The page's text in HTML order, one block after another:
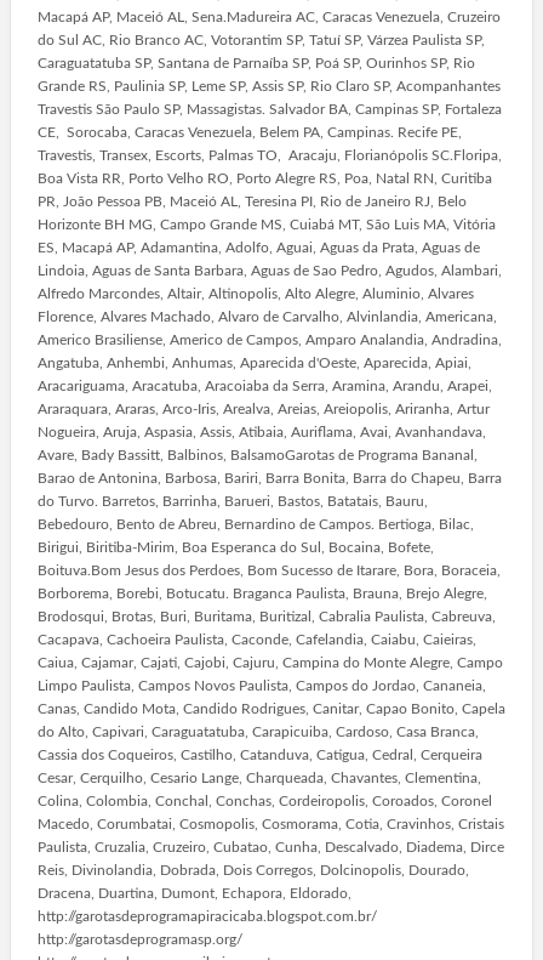
Macapá AP, Maceió AL, Sena.Madureira AC, Caracas Venezuela, Cruzeiro
do Sul AC, Rio Branco AC, Votorantim SP, Tatuí SP, Várzea Paulista SP,
Caraguatatuba SP, Santana de Parnaíba SP, Poá SP, Ourinhos SP, Rio
Grande RS, Paulinia SP, Leme SP, Assis SP, Rio Claro SP, Acompanhantes
Travestis São Paulo SP, Massagistas. Salvador BA, Campinas SP, Fortaleza
CE, Sorocaba, Caracas Venezuela, Belem PA, Campinas. Recife PE,
Travestis, Transex, Escorts, Palmas TO, Aracaju, Florianópolis SC.Floripa,
Boa Vista RR, Porto Velho RO, Porto Alegre RS, Poa, Natal RN, Curitiba
PR, João Pessoa PB, Maceió AL, Teresina PI, Rio de Janeiro RJ, Belo
Horizonte BH MG, Campo Grande MS, Cuiabá MT, São Luis MA, Vitória
ES, Macapá AP, Adamantina, Adolfo, Aguai, Aguas da Prata, Aguas de
Lindoia, Aguas de Santa Barbara, Aguas de Sao Pedro, Agudos, Alambari,
Alfredo Marcondes, Altair, Altinopolis, Alto Alegre, Aluminio, Alvares
Florence, Alvares Machado, Alvaro de Carvalho, Alvinlandia, Americana,
Americo Brasiliense, Americo de Campos, Amparo Analandia, Andradina,
Angatuba, Anhembi, Anhumas, Aparecida d'Oeste, Aparecida, Apiai,
Aracariguama, Aracatuba, Aracoiaba da Serra, Aramina, Arandu, Arapei,
Araraquara, Araras, Arco-Iris, Arealva, Areias, Areiopolis, Ariranha, Artur
Nogueira, Aruja, Aspasia, Assis, Atibaia, Auriflama, Avai, Avanhandava,
Avare, Bady Bassitt, Balbinos, BalsamoGarotas de Programa Bananal,
Barao de Antonina, Barbosa, Bariri, Barra Bonita, Barra do Chapeu, Barra
do Turvo. Barretos, Barrinha, Barueri, Bastos, Batatais, Bauru,
Bebedouro, Bento de Abreu, Bernardino de Campos. Bertioga, Bilac,
Birigui, Biritiba-Mirim, Boa Esperanca do Sul, Bocaina, Bofete,
Boituva.Bom Jesus dos Perdoes, Bom Sucesso de Itarare, Bora, Boraceia,
Borborema, Borebi, Botucatu. Braganca Paulista, Brauna, Brejo Alegre,
Brodosqui, Brotas, Buri, Buritama, Buritizal, Cabralia Paulista, Cabreuva,
Cacapava, Cachoeira Paulista, Caconde, Cafelandia, Caiabu, Caieiras,
Caiua, Cajamar, Cajati, Cajobi, Cajuru, Campina do Monte Alegre, Campo
Limpo Paulista, Campos Novos Paulista, Campos do Jordao, Cananeia,
Canas, Candido Mota, Candido Rodrigues, Canitar, Capao Bonito, Capela
do Alto, Capivari, Caraguatatuba, Carapicuiba, Cardoso, Casa Branca,
Cassia dos Coqueiros, Castilho, Catanduva, Catigua, Cedral, Cerqueira
Cesar, Cerquilho, Cesario Lange, Charqueada, Chavantes, Clementina,
Colina, Colombia, Conchal, Conchas, Cordeiropolis, Coroados, Coronel
Macedo, Corumbatai, Cosmopolis, Cosmorama, Cotia, Cravinhos, Cristais
Paulista, Cruzalia, Cruzeiro, Cubatao, Cunha, Descalvado, Diadema, Dirce
Reis, Divinolandia, Dobrada, Dois Corregos, Dolcinopolis, Dourado,
Dracena, Duartina, Dumont, Echapora, Eldorado,
http://garotasdeprogramapiracicaba.blogspot.com.br/
http://garotasdeprogramasp.org/